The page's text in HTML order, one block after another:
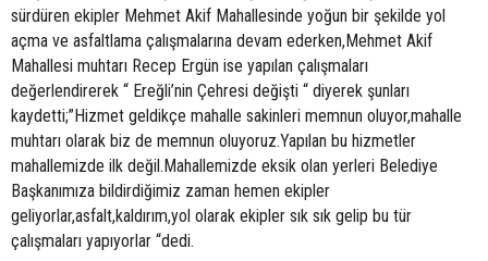
sürdüren ekipler Mehmet Akif Mahallesinde yoğun bir şekilde yol
açma ve asfaltlama çalışmalarına devam ederken,Mehmet Akif
Mahallesi muhtarı Recep Ergün ise yapılan çalışmaları
değerlendirerek “ Ereğli’nin Çehresi değişti “ diyerek şunları
kaydetti;”Hizmet geldikçe mahalle sakinleri memnun oluyor,mahalle
muhtarı olarak biz de memnun oluyoruz.Yapılan bu hizmetler
mahallemizde ilk değil.Mahallemizde eksik olan yerleri Belediye
Başkanımıza bildirdiğimiz zaman hemen ekipler
geliyorlar,asfalt,kaldırım,yol olarak ekipler sık sık gelip bu tür
çalışmaları yapıyorlar “dedi.